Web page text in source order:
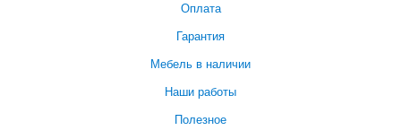
Оплата
Гарантия
Мебель в наличии
Наши работы
Полезное